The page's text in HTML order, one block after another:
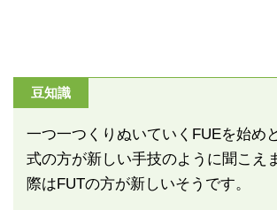
豆知識
一つ一つくりぬいていくFUEを始め
式の方が新しい手技のように聞こえ
際はFUTの方が新しいそうです。